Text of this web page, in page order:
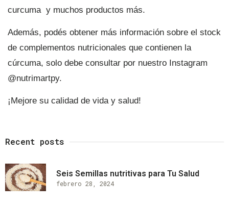
curcuma y muchos productos más.
Además, podés obtener más información sobre el stock
de complementos nutricionales que contienen la
cúrcuma, solo debe consultar por nuestro Instagram
@nutrimartpy.
¡Mejore su calidad de vida y salud!
Recent posts
Seis Semillas nutritivas para Tu Salud
febrero 28, 2024